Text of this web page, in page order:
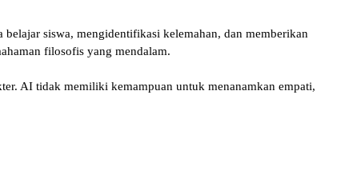
siswa, mengidentifikasi kelemahan, dan memberikan
filosofis yang mendalam.
AI tidak memiliki kemampuan untuk menanamkan empati,